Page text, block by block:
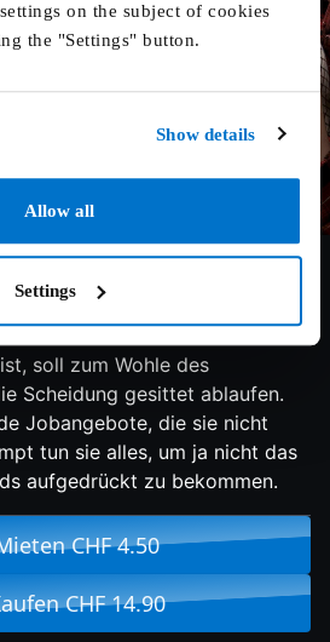
on the subject of cookies
the "Settings" button.
Show details
Allow all
Settings
85 min Komödie
Leroy führen eine perfekte Ehe,
Kinder. Doch als die Luft aus
soll zum Wohle des
Scheidung gesittet ablaufen.
Jobangebote, die sie nicht
tun sie alles, um ja nicht das
aufgedrückt zu bekommen.
CHF 4.50
CHF 14.90